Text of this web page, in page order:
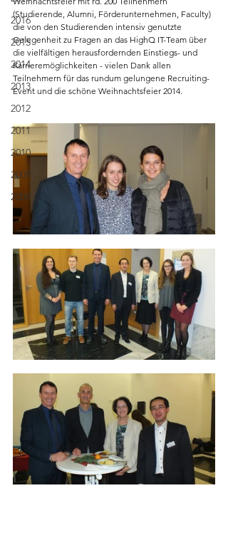
2016
2015
2014
2013
2012
2011
2010
2009
2008
(Studierende, Alumni, Förderunternehmen, Faculty)
die von den Studierenden intensiv genutzte
Gelegenheit zu Fragen an das HighQ IT-Team über
die vielfältigen herausfordernden Einstiegs- und
Karrieremöglichkeiten - vielen Dank allen
Teilnehmern für das rundum gelungene Recruiting-
Event und die schöne Weihnachtsfeier 2014.